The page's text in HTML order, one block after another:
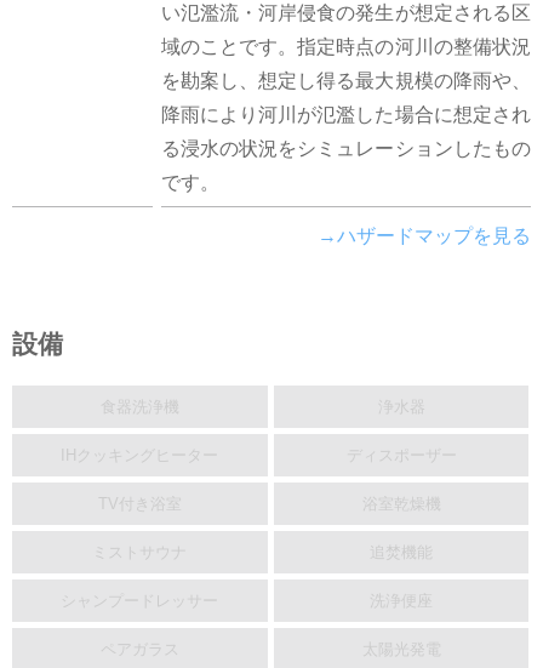
い氾濫流・河岸侵食の発生が想定される区
域のことです。指定時点の河川の整備状況
を勘案し、想定し得る最大規模の降雨や、
降雨により河川が氾濫した場合に想定され
る浸水の状況をシミュレーションしたもの
です。
→ハザードマップを見る
設備
食器洗浄機 浄水器
IHクッキングヒーター ディスポーザー
TV付き浴室 浴室乾燥機
ミストサウナ 追焚機能
シャンプードレッサー 洗浄便座
ペアガラス 太陽光発電